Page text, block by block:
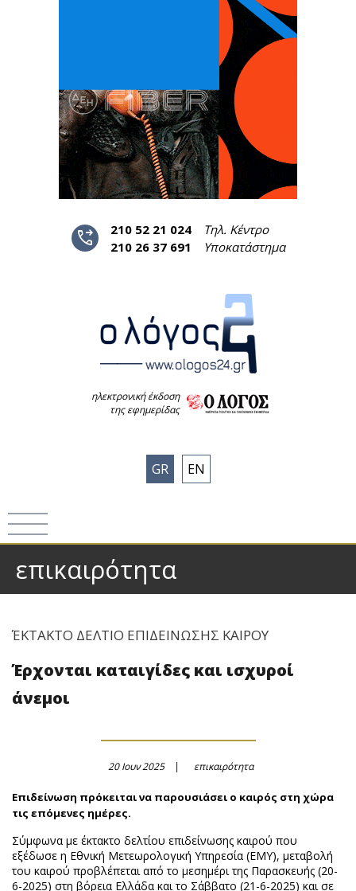
phone_forwarded 210 52 21 024
Τηλ. Κέντρο
210 26 37 691
Υποκατάστημα
ηλεκτρονική έκδοση
της εφημερίδας
GR EN
επικαιρότητα
ΈΚΤΑΚΤΟ ΔΕΛΤΙΟ ΕΠΙΔΕΙΝΩΣΗΣ ΚΑΙΡΟΥ
Έρχονται καταιγίδες και ισχυροί
άνεμοι
20 Ιουν 2025 επικαιρότητα
Επιδείνωση πρόκειται να παρουσιάσει ο καιρός στη χώρα
τις επόμενες ημέρες.
Σύμφωνα με έκτακτο δελτίου επιδείνωσης καιρού που
εξέδωσε η Εθνική Μετεωρολογική Υπηρεσία (ΕΜΥ), μεταβολή
του καιρού προβλέπεται από το μεσημέρι της Παρασκευής (20-
6-2025) στη βόρεια Ελλάδα και το Σάββατο (21-6-2025) και σε